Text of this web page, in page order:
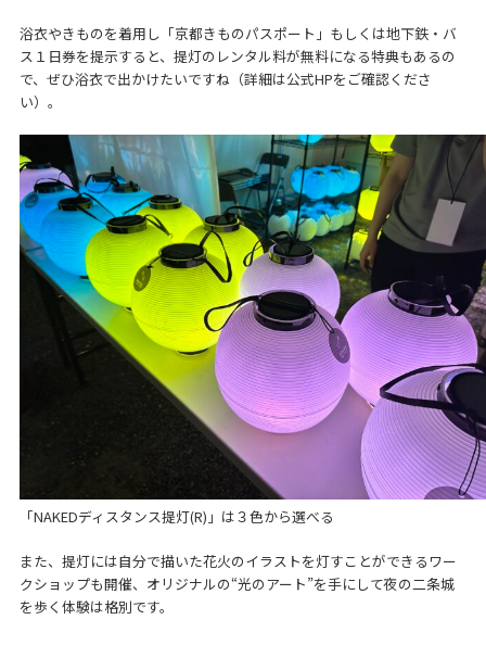
浴衣やきものを着用し「京都きものパスポート」もしくは地下鉄・バ
ス１日券を提示すると、提灯のレンタル料が無料になる特典もあるの
で、ぜひ浴衣で出かけたいですね（詳細は公式HPをご確認くださ
い）。
「NAKEDディスタンス提灯(R)」は３色から選べる
また、提灯には自分で描いた花火のイラストを灯すことができるワー
クショップも開催、オリジナルの“光のアート”を手にして夜の二条城
を歩く体験は格別です。